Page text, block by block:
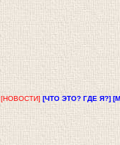
[НОВОСТИ] [ЧТО ЭТО? ГДЕ Я?]